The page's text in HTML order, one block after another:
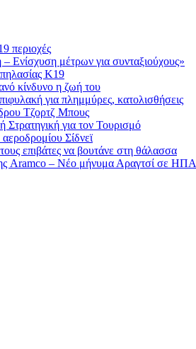
περιοχές
Ενίσχυση μέτρων για συνταξιούχους»
Κ19
κίνδυνο η ζωή του
για πλημμύρες, κατολισθήσεις
Τζορτζ Μπους
για τον Τουρισμό
Σίδνεϊ
επιβάτες να βουτάνε στη θάλασσα
Aramco – Νέο μήνυμα Αραγτσί σε ΗΠΑ